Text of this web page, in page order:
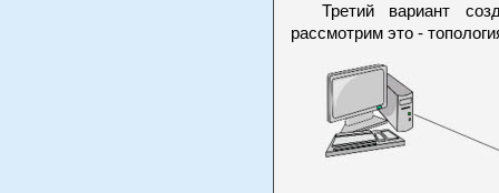
Третий вариант
рассмотрим это -